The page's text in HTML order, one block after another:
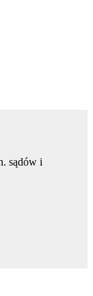
sądów i